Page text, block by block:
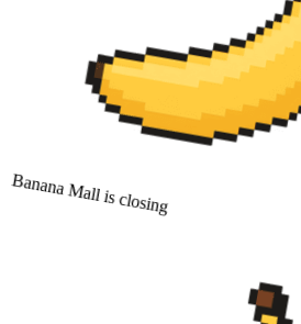
Banana Mall is closing